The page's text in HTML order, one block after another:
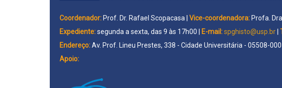
Coordenador: Prof. Dr. Rafael Scopacasa | Vice-coordenadora: Profa.
Expediente:segunda a sexta, das 9 às 17h00 | E-mail:spghisto@usp.br
Endereço:Av. Prof. Lineu Prestes, 338 - Cidade Universitária - 05508-000
Apoio: